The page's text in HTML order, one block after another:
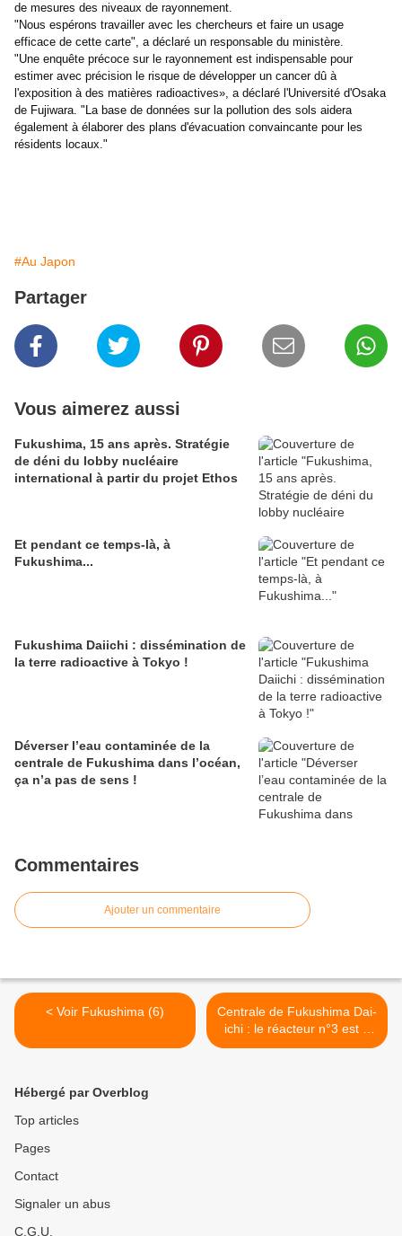
de mesures des niveaux de rayonnement.
"Nous espérons travailler avec les chercheurs et faire un usage
efficace de cette carte", a déclaré un responsable du ministère.
"Une enquête précoce sur le rayonnement est indispensable pour
estimer avec précision le risque de développer un cancer dû à
l'exposition à des matières radioactives», a déclaré l'Université d'Osaka
de Fujiwara. "La base de données sur la pollution des sols aidera
également à élaborer des plans d'évacuation convaincante pour les
résidents locaux."
#Au Japon
Partager
Vous aimerez aussi
Fukushima, 15 ans après. Stratégie
de déni du lobby nucléaire
international à partir du projet Ethos
Et pendant ce temps-là, à
Fukushima...
Fukushima Daiichi : dissémination de
la terre radioactive à Tokyo !
Déverser l’eau contaminée de la
centrale de Fukushima dans l’océan,
ça n’a pas de sens !
Commentaires
Ajouter un commentaire
< Voir Fukushima (6)
Centrale de Fukushima Dai-
ichi : le réacteur n°3 est à
ciel ouvert >
Hébergé par Overblog
Top articles
Pages
Contact
Signaler un abus
C.G.U.